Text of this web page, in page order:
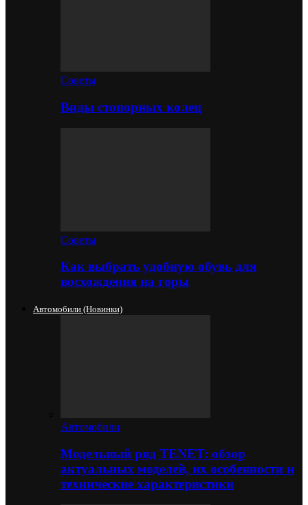
Советы
Виды стопорных колец
Советы
Как выбрать удобную обувь для
восхождения на горы
Автомобили (новинки)
Автомобили
Модельный ряд TENET: обзор
актуальных моделей, их особенности и
технические характеристики